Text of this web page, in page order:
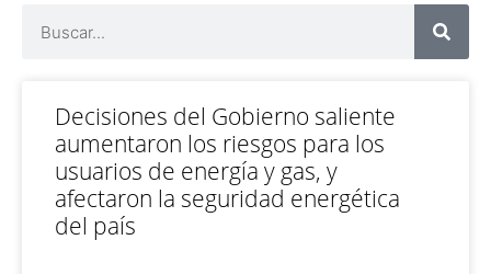
Decisiones del Gobierno saliente
aumentaron los riesgos para los
usuarios de energía y gas, y
afectaron la seguridad energética
del país